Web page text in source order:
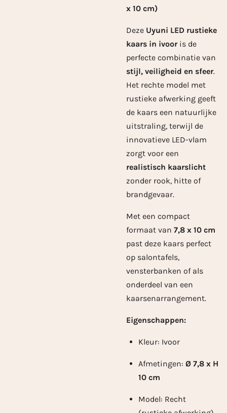
x 10 cm)
Deze Uyuni LED rustieke
kaars in ivooris de
perfecte combinatie van
stijl, veiligheid en sfeer.
Het rechte model met
rustieke afwerking geeft
de kaars een natuurlijke
uitstraling, terwijl de
innovatieve LED-vlam
zorgt voor een
realistisch kaarslicht
zonder rook, hitte of
brandgevaar.
Met een compact
formaat van 7,8 x 10 cm
past deze kaars perfect
op salontafels,
vensterbanken of als
onderdeel van een
kaarsenarrangement.
Eigenschappen:
Kleur: Ivoor
Afmetingen: Ø 7,8 x H
10 cm
Model: Recht